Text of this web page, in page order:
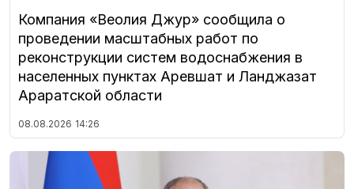
Компания «Веолия Джур» сообщила о
проведении масштабных работ по
реконструкции систем водоснабжения в
населенных пунктах Аревшат и Ланджазат
Араратской области
08.08.2026 14:26